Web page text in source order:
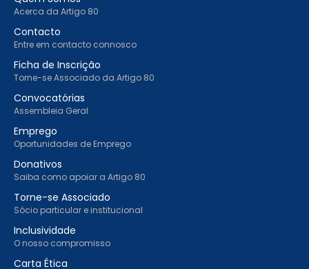
Acerca da Artigo 80
Contacto
Entre em contacto connosco
Ficha de Inscrição
Torne-se Associado da Artigo 80
Convocatórias
Assembleia Geral
Emprego
Oportunidades de Emprego
Donativos
Saiba como apoiar a Artigo 80
Torne-se Associado
Sócio particular e institucional
Inclusividade
O nosso compromisso
Carta Ética